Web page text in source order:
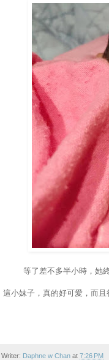
等了差不多半小時，她
這小妹子，真的好可愛，而
Writer: Daphne w Chan at 7:26 PM